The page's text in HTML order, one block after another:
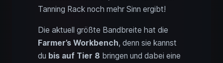
Tanning Rack noch mehr Sinn ergibt!
Die aktuell größte Bandbreite hat die
Farmer’s Workbench, denn sie kannst
du bis auf Tier 8 bringen und dabei eine